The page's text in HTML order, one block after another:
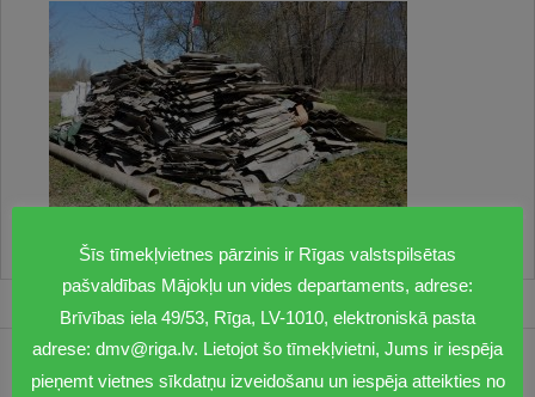
1201
Šīs tīmekļvietnes pārzinis ir Rīgas valstspilsētas
pašvaldības Mājokļu un vides departaments, adrese:
Brīvības iela 49/53, Rīga, LV-1010, elektroniskā pasta
adrese: dmv@riga.lv. Lietojot šo tīmekļvietni, Jums ir iespēja
pieņemt vietnes sīkdatņu izveidošanu un iespēja atteikties no